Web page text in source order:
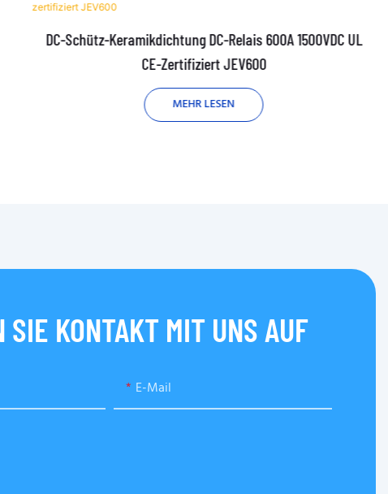
DC-Schütz-Keramikdichtung DC-Relais 600A 1500VDC UL
CE-Zertifiziert JEV600
MEHR LESEN
SIE KONTAKT MIT UNS AUF
E-Mail